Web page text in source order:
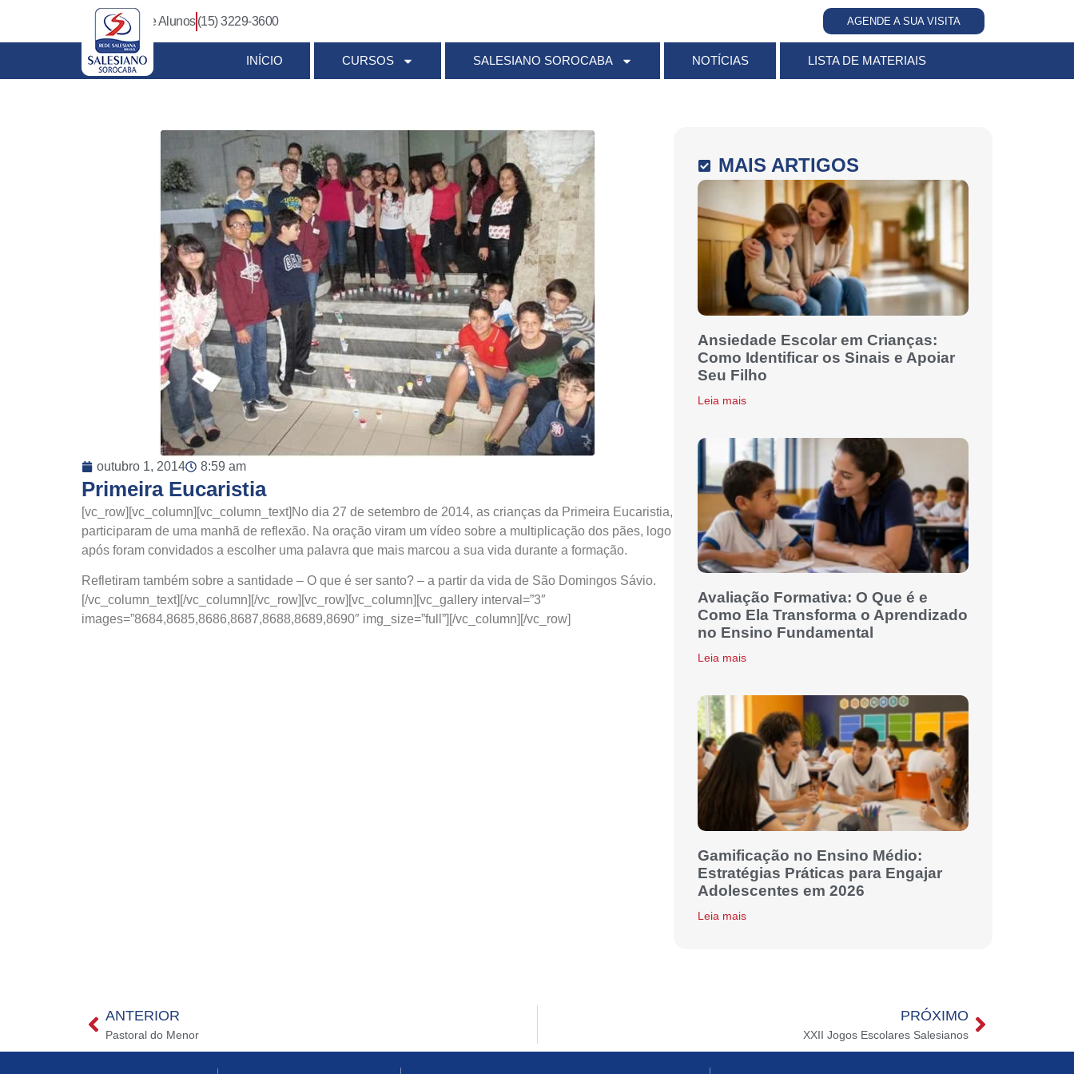
Login Pais e Alunos (15) 3229-3600 AGENDE A SUA VISITA
INÍCIO CURSOS SALESIANO SOROCABA NOTÍCIAS LISTA DE MATERIAIS
outubro 1, 2014 8:59 am
Primeira Eucaristia
[vc_row][vc_column][vc_column_text]No dia 27 de setembro de 2014, as crianças da Primeira Eucaristia,
participaram de uma manhã de reflexão. Na oração viram um vídeo sobre a multiplicação dos pães, logo
após foram convidados a escolher uma palavra que mais marcou a sua vida durante a formação.
Refletiram também sobre a santidade – O que é ser santo? – a partir da vida de São Domingos Sávio.
[/vc_column_text][/vc_column][/vc_row][vc_row][vc_column][vc_gallery interval=”3″
images=”8684,8685,8686,8687,8688,8689,8690″ img_size=”full”][/vc_column][/vc_row]
MAIS ARTIGOS
Ansiedade Escolar em Crianças:
Como Identificar os Sinais e Apoiar
Seu Filho
Leia mais
Avaliação Formativa: O Que é e
Como Ela Transforma o Aprendizado
no Ensino Fundamental
Leia mais
Gamificação no Ensino Médio:
Estratégias Práticas para Engajar
Adolescentes em 2026
Leia mais
ANTERIOR
Pastoral do Menor
PRÓXIMO
XXII Jogos Escolares Salesianos